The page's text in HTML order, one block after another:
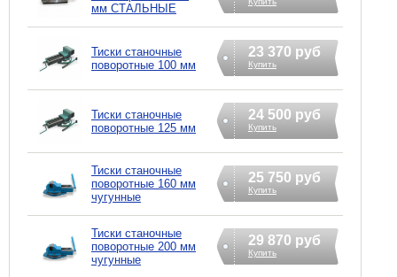
мм СТАЛЬНЫЕ
Тиски станочные
поворотные 100 мм
23 370 руб
Купить
Тиски станочные
поворотные 125 мм
24 500 руб
Купить
Тиски станочные
поворотные 160 мм
чугунные
25 750 руб
Купить
Тиски станочные
поворотные 200 мм
чугунные
29 870 руб
Купить